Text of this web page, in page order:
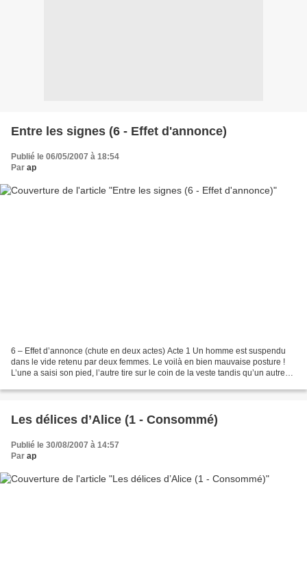
Entre les signes (6 - Effet d'annonce)
Publié le 06/05/2007 à 18:54
Par ap
6 – Effet d’annonce (chute en deux actes) Acte 1 Un homme est suspendu
dans le vide retenu par deux femmes. Le voilà en bien mauvaise posture !
L’une a saisi son pied, l’autre tire sur le coin de la veste tandis qu’un autre
Les délices d’Alice (1 - Consommé)
Publié le 30/08/2007 à 14:57
Par ap